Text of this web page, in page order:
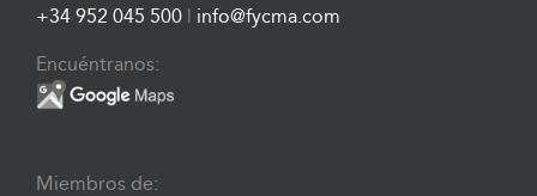
+34 952 045 500 | info@fycma.com
Encuéntranos:
Miembros de: